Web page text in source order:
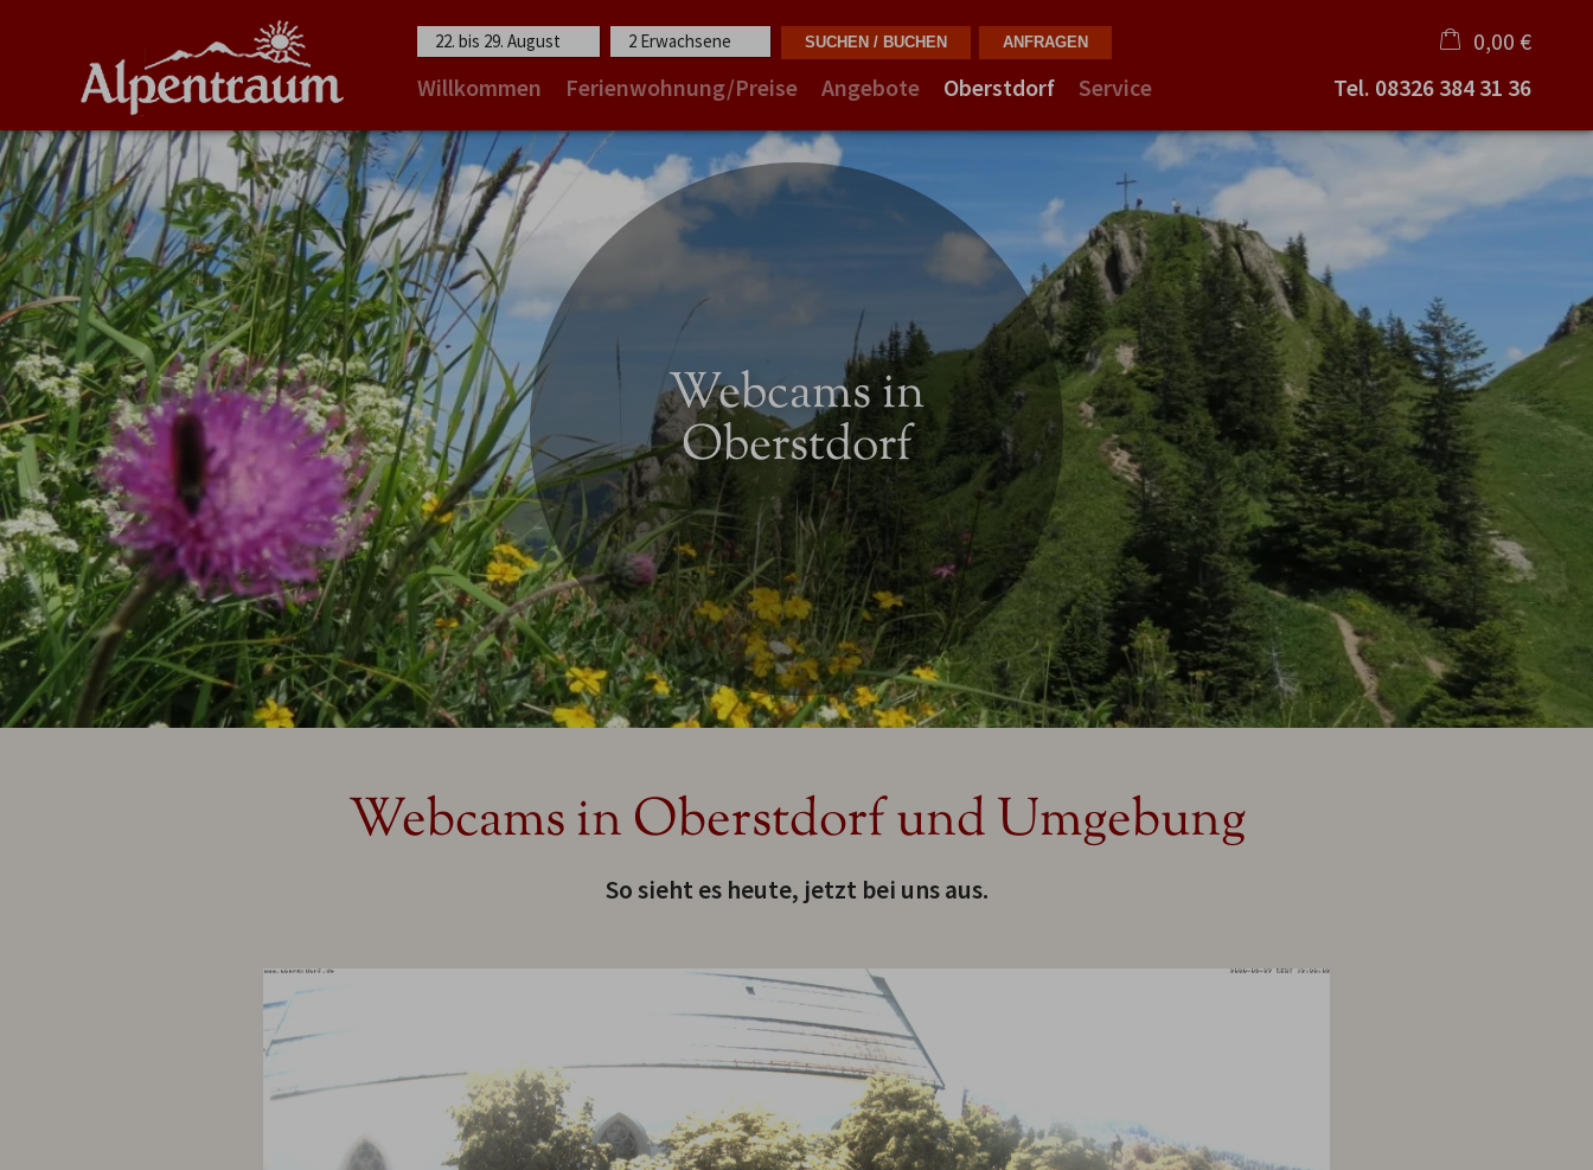
22. bis 29. August 2 Erwachsene
Willkommen Ferienwohnung/Preise Angebote Oberstdorf Service Tel. 08326 384 31 36
0,00 €
×
Warenkorb ist leer
Webcams in
Oberstdorf
Webcams in Oberstdorf und Umgebung
So sieht es heute, jetzt bei uns aus.